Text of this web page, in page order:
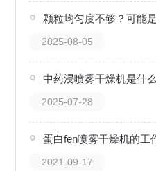
2025-08-05
中药浸喷雾干燥机是什
2025-07-28
蛋白fen喷雾干燥机的工
2021-09-17